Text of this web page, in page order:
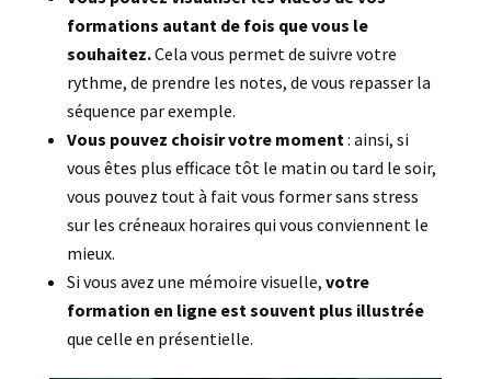
formations autant de fois que vous le
souhaitez.Cela vous permet de suivre votre
rythme, de prendre les notes, de vous repasser la
séquence par exemple.
Vous pouvez choisir votre moment : ainsi, si
vous êtes plus efficace tôt le matin ou tard le soir,
vous pouvez tout à fait vous former sans stress
sur les créneaux horaires qui vous conviennent le
mieux.
Si vous avez une mémoire visuelle, votre
formation en ligne est souvent plus illustrée
que celle en présentielle.